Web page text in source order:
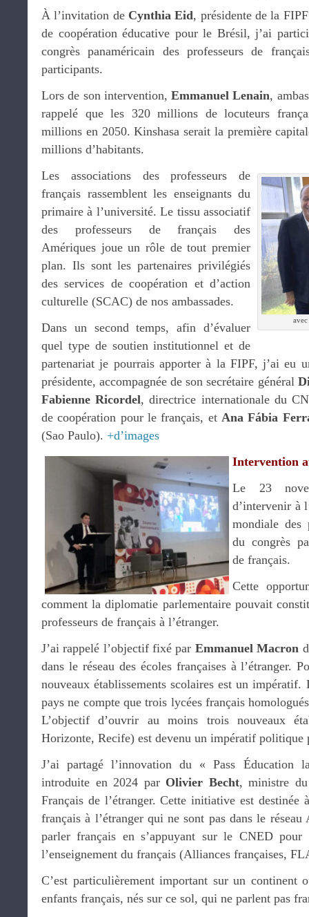
À l’invitation de Cynthia Eid, présidente de la
de coopération éducative pour le Brésil, j’ai
congrès panaméricain des professeurs de
participants.
Lors de son intervention,Emmanuel Lenain,
rappelé que les 320 millions de locuteurs
millions en 2050. Kinshasa serait la première
millions d’habitants.
Les associations des professeurs de
français rassemblent les enseignants du
primaire à l’université. Le tissu associatif
des professeurs de français des
Amériques joue un rôle de tout premier
plan. Ils sont les partenaires privilégiés
des services de coopération et d’action
culturelle (SCAC) de nos ambassades.
Dans un second temps, afin d’évaluer
quel type de soutien institutionnel et de
partenariat je pourrais apporter à la FIPF, j’ai eu
présidente, accompagnée de son secrétaire général
Fabienne Ricordel, directrice internationale du
de coopération pour le français, et Ana Fábia
(Sao Paulo). +d’images
Intervention
Le 23
d’intervenir à
mondiale des
du congrès
de français.
Cette
comment la diplomatie parlementaire pouvait
professeurs de français à l’étranger.
J’ai rappelé l’objectif fixé par Emmanuel Macron
dans le réseau des écoles françaises à l’étranger.
nouveaux établissements scolaires est un
pays ne compte que trois lycées français
L’objectif d’ouvrir au moins trois nouveaux
Horizonte, Recife) est devenu un impératif politique
J’ai partagé l’innovation du « Pass Éducation
introduite en 2024 par Olivier Becht, ministre
Français de l’étranger. Cette initiative est destinée
français à l’étranger qui ne sont pas dans le
parler français en s’appuyant sur le CNED pour
l’enseignement du français (Alliances françaises,
C’est particulièrement important sur un continent
enfants français, nés sur ce sol, qui ne parlent pas